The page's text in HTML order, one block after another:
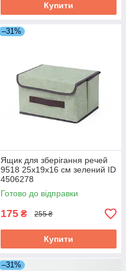
Купити
–31%
Ящик для зберігання речей
9518 25х19х16 см зелений ID
4506278
Готово до відправки
175 ₴ 255 ₴
Купити
–31%